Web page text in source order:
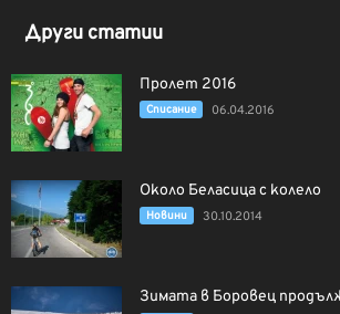
Други статии
Пролет 2016
Списание 06.04.2016
Около Беласица с колело
Новини 30.10.2014
Зимата в Боровец